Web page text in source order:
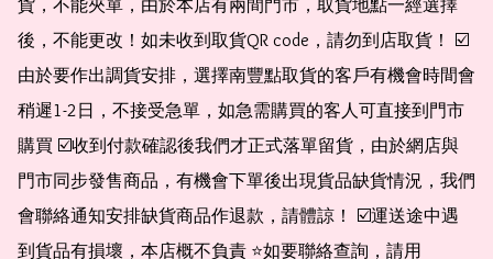
貨，不能夾單，由於本店有兩間門市，取貨地點一經選擇
後，不能更改！如未收到取貨QR code，請勿到店取貨！ ☑️
由於要作出調貨安排，選擇南豐點取貨的客戶有機會時間會
稍遲1-2日，不接受急單，如急需購買的客人可直接到門市
購買 ☑️收到付款確認後我們才正式落單留貨，由於網店與
門市同步發售商品，有機會下單後出現貨品缺貨情況，我們
會聯絡通知安排缺貨商品作退款，請體諒！ ☑️運送途中遇
到貨品有損壞，本店概不負責 ⭐️如要聯絡查詢，請用